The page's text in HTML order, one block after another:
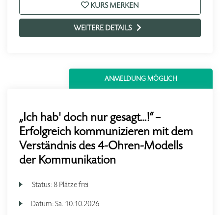
KURS MERKEN
WEITERE DETAILS
ANMELDUNG MÖGLICH
„Ich hab' doch nur gesagt...!“ –
Erfolgreich kommunizieren mit dem
Verständnis des 4-Ohren-Modells
der Kommunikation
Status: 8 Plätze frei
Datum:Sa. 10.10.2026